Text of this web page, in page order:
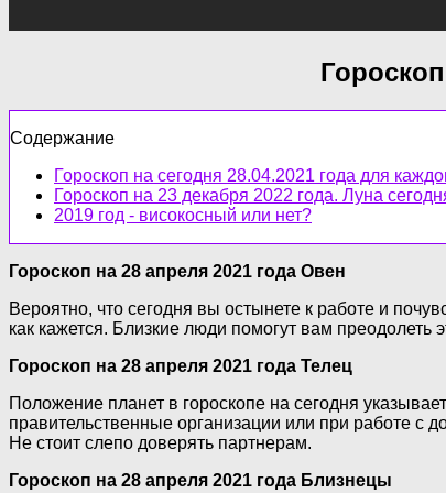
Содержание
Гороскоп на сегодня 28.04.2021 года для
Гороскоп на 23 декабря 2022 года. Луна
2019 год - високосный или нет?
Гороскоп на 28 апреля 2021 года Овен
Вероятно, что сегодня вы остынете к работе и
как кажется. Близкие люди помогут вам преодолеть
Гороскоп на 28 апреля 2021 года Телец
Положение планет в гороскопе на сегодня
правительственные организации или при работе с
Не стоит слепо доверять партнерам.
Гороскоп на 28 апреля 2021 года Близнецы